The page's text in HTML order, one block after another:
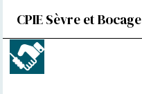
CPIE Sèvre et Bocage